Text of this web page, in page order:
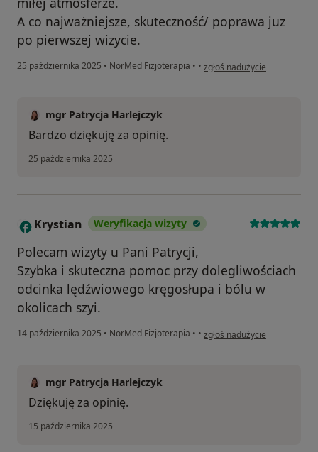
A co najważniejsze, skuteczność/ poprawa juz
po pierwszej wizycie.
25 października 2025 • NorMed Fizjoterapia • • w opinii użytkownika Ania
zgłoś nadużycie
mgr Patrycja Harlejczyk
Bardzo dziękuję za opinię.
25 października 2025
K Krystian Weryfikacja wizyty
Polecam wizyty u Pani Patrycji,
Szybka i skuteczna pomoc przy dolegliwościach
odcinka lędźwiowego kręgosłupa i bólu w
okolicach szyi.
14 października 2025 • NorMed Fizjoterapia • • w opinii użytkownika Krystian
zgłoś nadużycie
mgr Patrycja Harlejczyk
Dziękuję za opinię.
15 października 2025